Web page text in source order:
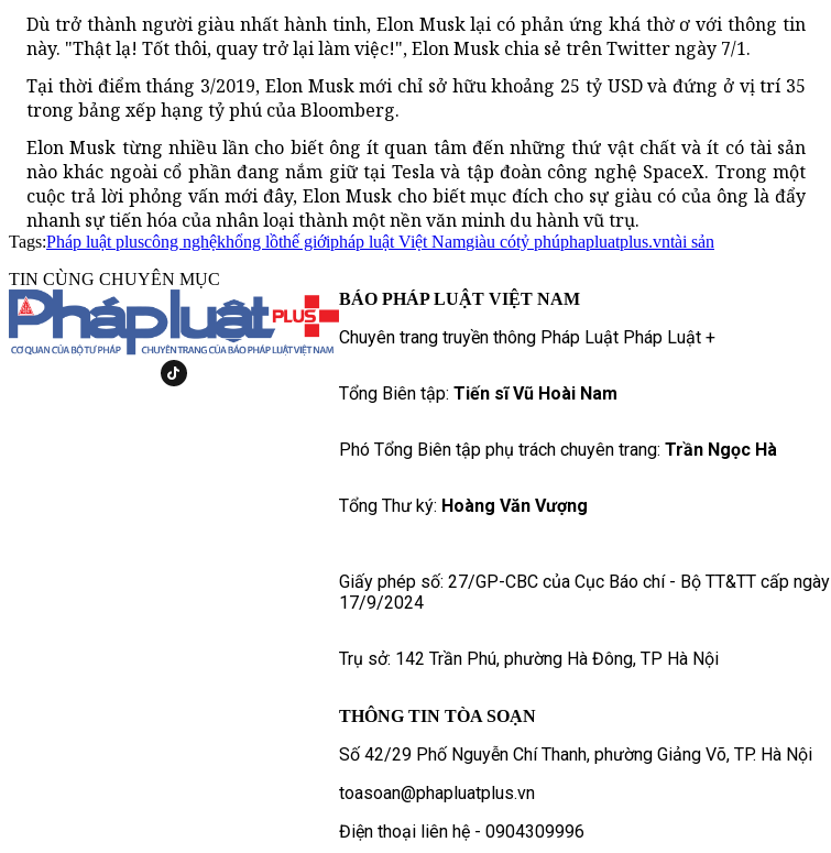
Dù trở thành người giàu nhất hành tinh, Elon Musk lại có phản ứng khá thờ ơ với thông tin
này. "Thật lạ! Tốt thôi, quay trở lại làm việc!", Elon Musk chia sẻ trên Twitter ngày 7/1.
Tại thời điểm tháng 3/2019, Elon Musk mới chỉ sở hữu khoảng 25 tỷ USD và đứng ở vị trí 35
trong bảng xếp hạng tỷ phú của Bloomberg.
Elon Musk từng nhiều lần cho biết ông ít quan tâm đến những thứ vật chất và ít có tài sản
nào khác ngoài cổ phần đang nắm giữ tại Tesla và tập đoàn công nghệ SpaceX. Trong một
cuộc trả lời phỏng vấn mới đây, Elon Musk cho biết mục đích cho sự giàu có của ông là đẩy
nhanh sự tiến hóa của nhân loại thành một nền văn minh du hành vũ trụ.
Tags:Pháp luật pluscông nghệkhổng lồthế giớipháp luật Việt Namgiàu cótỷ phúphapluatplus.vntài sản
TIN CÙNG CHUYÊN MỤC
BÁO PHÁP LUẬT VIỆT NAM
Chuyên trang truyền thông Pháp Luật Pháp Luật +
Tổng Biên tập: Tiến sĩ Vũ Hoài Nam
Phó Tổng Biên tập phụ trách chuyên trang: Trần Ngọc Hà
Tổng Thư ký: Hoàng Văn Vượng
Giấy phép số: 27/GP-CBC của Cục Báo chí - Bộ TT&TT cấp ngày
17/9/2024
Trụ sở: 142 Trần Phú, phường Hà Đông, TP Hà Nội
THÔNG TIN TÒA SOẠN
Số 42/29 Phố Nguyễn Chí Thanh, phường Giảng Võ, TP. Hà Nội
toasoan@phapluatplus.vn
Điện thoại liên hệ - 0904309996